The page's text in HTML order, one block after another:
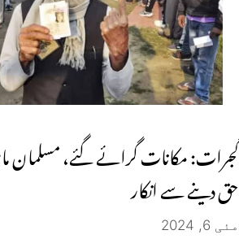
گجرات: مکانات گرائے گئے، مسلمان
حق دینے سے انکار
مئی 6, 2024